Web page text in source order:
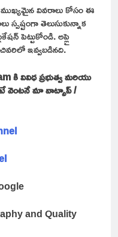
ముఖ్యమైన వివరాలు కోసం ఈ
స్పష్టంగా తెలుసుకున్నాక
పెట్టుకోండి. అప్లై
ఇవ్వబడినది.
కి వివిధ ప్రభుత్వ మరియు
వెంటనే మా వాట్సాప్ /
and Quality